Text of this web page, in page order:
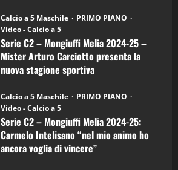
Calcio a 5 Maschile
PRIMO PIANO
Video - Calcio a 5
Serie C2 – Mongiuffi Melia 2024-25 –
Mister Arturo Carciotto presenta la
nuova stagione sportiva
Calcio a 5 Maschile
PRIMO PIANO
Video - Calcio a 5
Serie C2 – Mongiuffi Melia 2024-25:
Carmelo Intelisano “nel mio animo ho
ancora voglia di vincere”
“SportEmpire” in Podcast: 26^ Puntata
(Martedi 07 Aprile 2026)
08/04/2026
“SportEmpire” in Podcast: 30^ Puntata
(Martedi 05 Maggio 2026)
08/05/2026